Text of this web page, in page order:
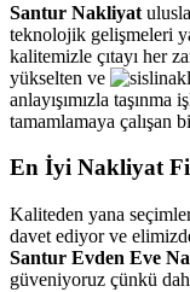
Santur Nakliyat
teknolojik gelişmeleri
kalitemizle çıtayı her
yükselten ve
anlayışımızla
tamamlamaya çalışan
En İyi Nakliyat
Kaliteden yana
davet ediyor ve
Santur Evden Eve
güveniyoruz çünkü